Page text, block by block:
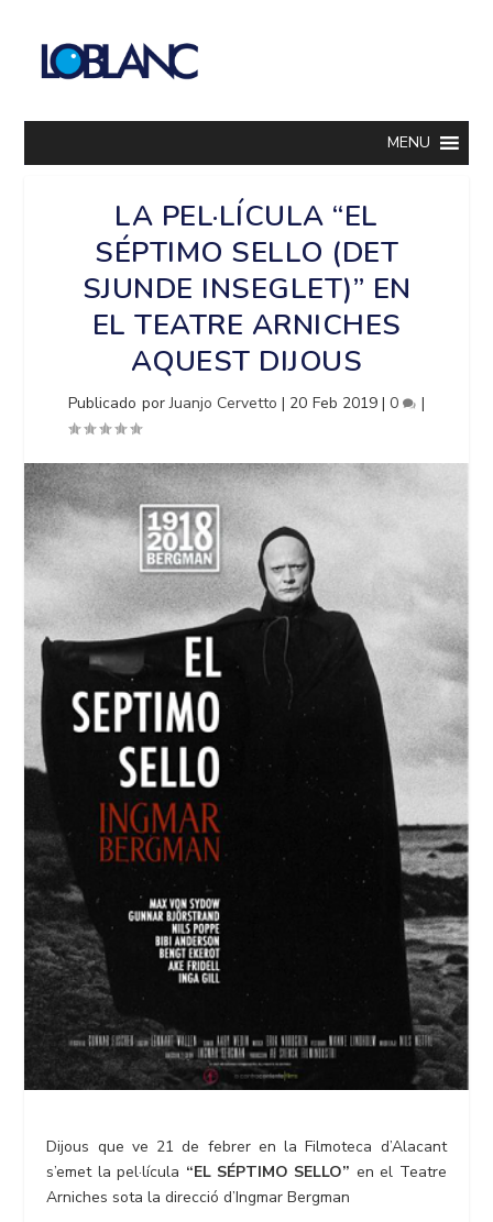
MENU
LA PEL·LÍCULA “EL
SÉPTIMO SELLO (DET
SJUNDE INSEGLET)” EN
EL TEATRE ARNICHES
AQUEST DIJOUS
Publicado porJuanjo Cervetto | 20 Feb 2019|0 |
Dijous que ve 21 de febrer en la Filmoteca d’Alacant
s’emet la pel·lícula “EL SÉPTIMO SELLO” en el Teatre
Arniches sota la direcció d’Ingmar Bergman